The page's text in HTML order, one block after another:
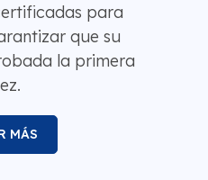
para
que su
la primera
MÁS